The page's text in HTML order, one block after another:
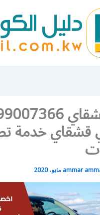
قشقاي خدمة
ammar